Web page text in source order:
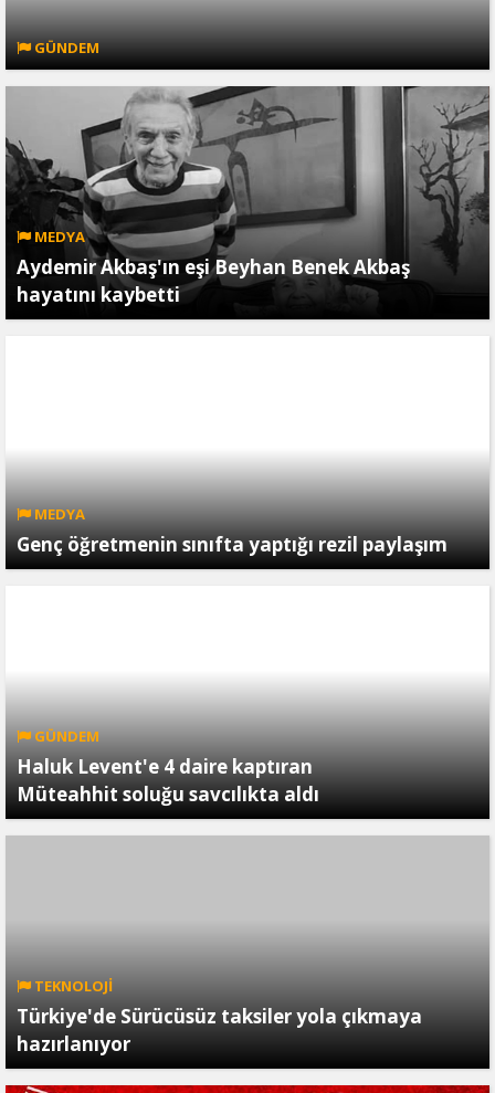
GÜNDEM
MEDYA
Aydemir Akbaş'ın eşi Beyhan Benek Akbaş
hayatını kaybetti
MEDYA
Genç öğretmenin sınıfta yaptığı rezil paylaşım
GÜNDEM
Haluk Levent'e 4 daire kaptıran
Müteahhit soluğu savcılıkta aldı
TEKNOLOJİ
Türkiye'de Sürücüsüz taksiler yola çıkmaya
hazırlanıyor